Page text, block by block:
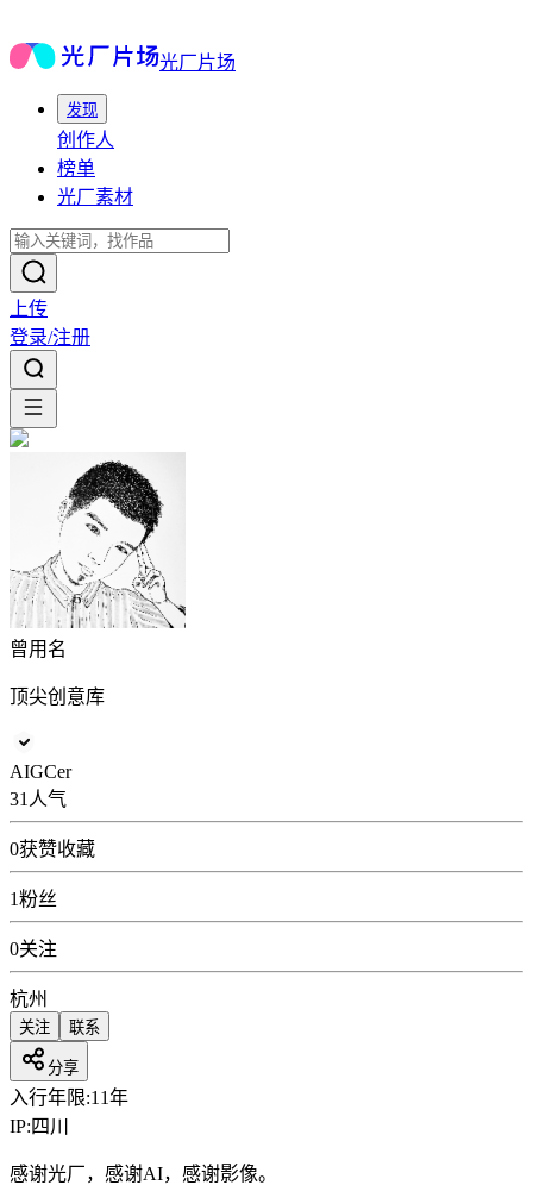
光厂片场
发现
创作人
榜单
光厂素材
上传
登录/注册
曾用名
顶尖创意库
AIGCer
31 人气
0获赞收藏
1粉丝
0关注
杭州
关注 联系
分享
入行年限:11年
IP:四川
感谢光厂，感谢AI，感谢影像。